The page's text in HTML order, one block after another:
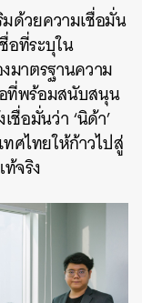
มด้วยความเชื่อมั่น
อที่ระบุใน
มาตรฐานความ
ที่พร้อมสนับสนุน
ชื่อมั่นว่า ‘นิด้า’
ศไทยให้ก้าวไปสู่
จริง